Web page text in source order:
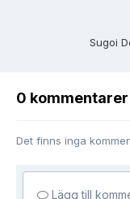
0 kommentarer
Det finns inga
Lägg till